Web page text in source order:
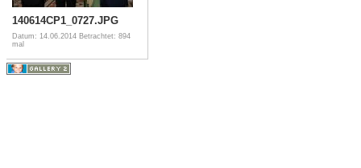
140614CP1_0727.JPG
Datum: 14.06.2014 Betrachtet: 894
mal